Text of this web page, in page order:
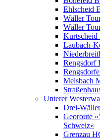
Ehlscheid
Wäller
Wäller
Kurtscheid
Laubach-
Rengsdorf
Melsbach
Unterer
Drei-
Georoute
Schweiz«
Grenzau